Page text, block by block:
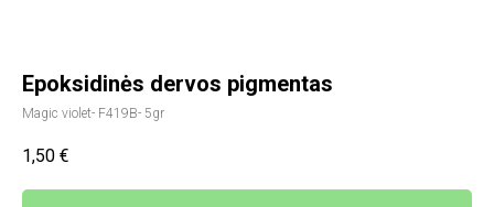
Epoksidinės dervos pigmentas
Magic violet- F419B- 5gr
1,50 €